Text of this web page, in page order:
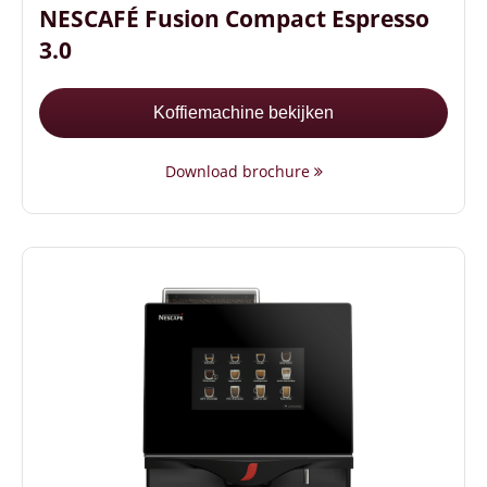
NESCAFÉ Fusion Compact Espresso
3.0
Koffiemachine bekijken
Download brochure